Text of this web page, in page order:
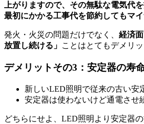
上がりますので、その無駄な電気代
最初にかかる工事代を節約してもマ
発火・火災の問題だけでなく、 経済
放置し続ける」 ことはとてもデメリ
デメリットその3：安定器の寿
新しいLED照明で従来の古い安
安定器は使わないけど通電させ
どちらにせよ、LED照明より安定器